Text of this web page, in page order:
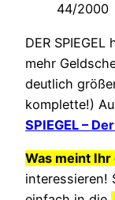
44/2000
DER
mehr
deutlich
komplette!)
SPIEGEL –
Was meint Ihr
interessieren!